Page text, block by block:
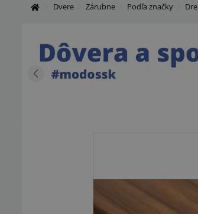
Dvere Zárubne Podľa značky Dre